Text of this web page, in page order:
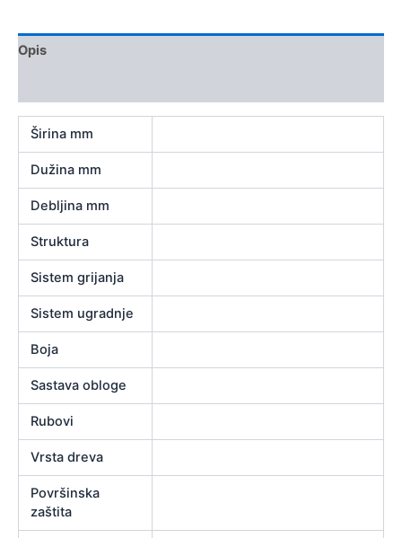
Opis
Širina mm
Dužina mm
Debljina mm
Struktura
Sistem grijanja
Sistem ugradnje
Boja
Sastava obloge
Rubovi
Vrsta dreva
Površinska
zaštita